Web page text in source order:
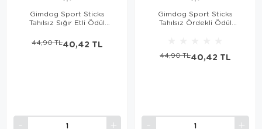
Gimdog Sport Sticks
Tahılsız Sığır Etli Ödül
40,42 TL
44,90 TL
Gimdog Sport Sticks
Tahılsız Ördekli Ödül
40,42 TL
44,90 TL